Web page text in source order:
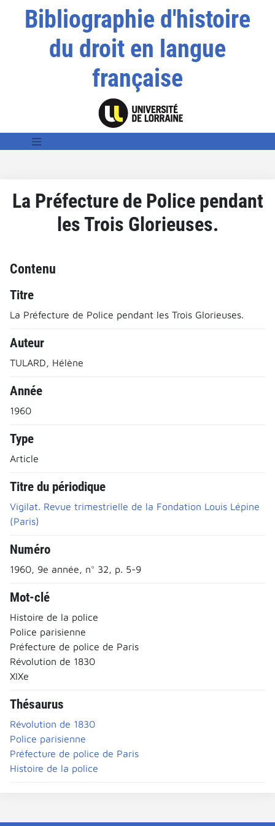
Bibliographie d'histoire
du droit en langue
française
La Préfecture de Police pendant
les Trois Glorieuses.
Contenu
Titre
La Préfecture de Police pendant les Trois Glorieuses.
Auteur
TULARD, Hélène
Année
1960
Type
Article
Titre du périodique
Vigilat. Revue trimestrielle de la Fondation Louis Lépine
(Paris)
Numéro
1960, 9e année, n° 32, p. 5-9
Mot-clé
Histoire de la police
Police parisienne
Préfecture de police de Paris
Révolution de 1830
XIXe
Thésaurus
Révolution de 1830
Police parisienne
Préfecture de police de Paris
Histoire de la police